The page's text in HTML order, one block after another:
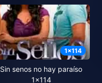
1x114
Sin senos no hay paraíso
1x114